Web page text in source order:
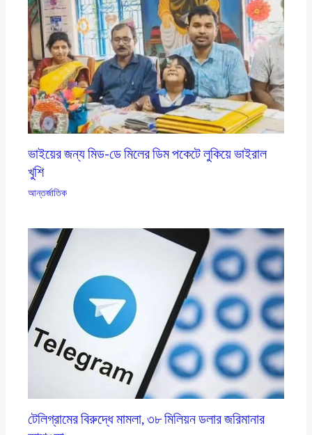
ভাইয়ের জন্য মিড-ডে মিলের ডিম পকেটে লুকিয়ে ভাইরাল
খুশি
আন্তর্জাতিক
টেলিগ্রামের বিরুদ্ধে মামলা, ৩৮ মিলিয়ন ডলার জরিমানার